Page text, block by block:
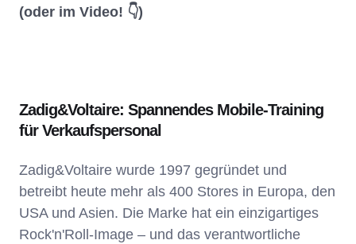
(oder im Video! 👇)
Zadig&Voltaire: Spannendes Mobile-Training
für Verkaufspersonal
Zadig&Voltaire wurde 1997 gegründet und
betreibt heute mehr als 400 Stores in Europa, den
USA und Asien. Die Marke hat ein einzigartiges
Rock'n'Roll-Image – und das verantwortliche